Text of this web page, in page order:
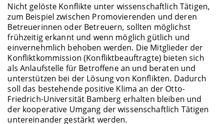
Nicht gelöste Konflikte unter wissenschaftlich Tätigen,
zum Beispiel zwischen Promovierenden und deren
Betreuerinnen oder Betreuern, sollten möglichst
frühzeitig erkannt und wenn möglich gütlich und
einvernehmlich behoben werden. Die Mitglieder der
Konfliktkommission (Konfliktbeauftragte) bieten sich
als Anlaufstelle für Betroffene an und beraten und
unterstützen bei der Lösung von Konflikten. Dadurch
soll das bestehende positive Klima an der Otto-
Friedrich-Universität Bamberg erhalten bleiben und
der kooperative Umgang der wissenschaftlich Tätigen
untereinander gestärkt werden.